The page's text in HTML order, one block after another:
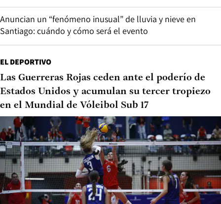
Anuncian un “fenómeno inusual” de lluvia y nieve en
Santiago: cuándo y cómo será el evento
EL DEPORTIVO
Las Guerreras Rojas ceden ante el poderío de
Estados Unidos y acumulan su tercer tropiezo
en el Mundial de Vóleibol Sub 17